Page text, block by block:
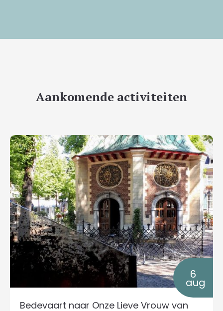
Aankomende activiteiten
6
aug
Bedevaart naar Onze Lieve Vrouw van